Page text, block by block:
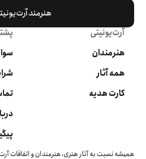
هنرمند
آرت‌یونیتی
هنرمندان
همه آثار
کارت هدیه
همیشه نسبت به آثار هنری، هنرمندان و اتفاقات